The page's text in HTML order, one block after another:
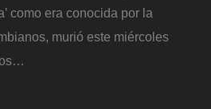
como era conocida por la
murió este miércoles